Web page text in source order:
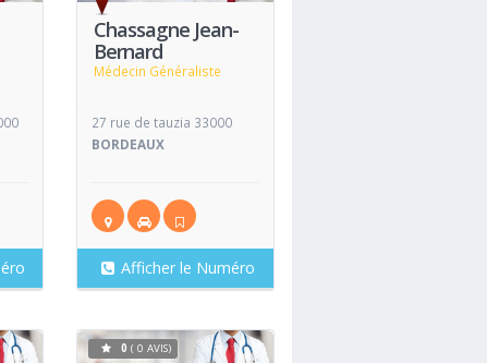
Chassagne Jean-
Bernard
Médecin Généraliste
27 rue de tauzia 33000
BORDEAUX
Afficher le Numéro
0 ( 0 AVIS)